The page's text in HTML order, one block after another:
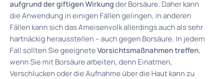
aufgrund der giftigen Wirkungder Borsäure. Daher kann
die Anwendung in einigen Fällen gelingen, in anderen
Fällen kann sich das Ameisenvolk allerdings auch als sehr
hartnäckig herausstellen – auch gegen Borsäure. In jedem
Fall sollten Sie geeigneteVorsichtsmaßnahmen treffen,
wenn Sie mit Borsäure arbeiten, denn Einatmen,
Verschlucken oder die Aufnahme über die Haut kann zu